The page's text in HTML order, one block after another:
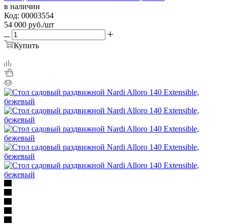
в наличии
Код: 00003554
54 000 руб./шт
Купить